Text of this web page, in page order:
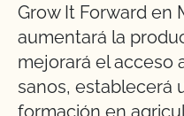
Grow It Forward en
aumentará la
mejorará el acceso
sanos, establecerá
formación en